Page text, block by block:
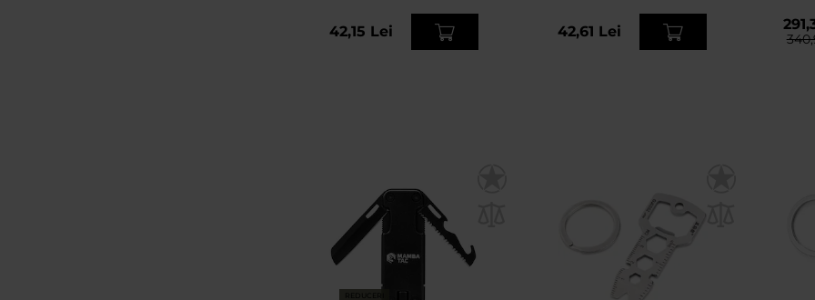
42,15 Lei 42,61 Lei